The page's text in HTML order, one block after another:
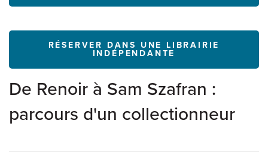
RÉSERVER DANS UNE LIBRAIRIE
INDÉPENDANTE
De Renoir à Sam Szafran :
parcours d'un collectionneur